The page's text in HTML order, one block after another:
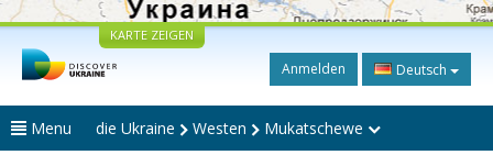
KARTE ZEIGEN
Anmelden Deutsch
Menu die Ukraine Westen Mukatschewe